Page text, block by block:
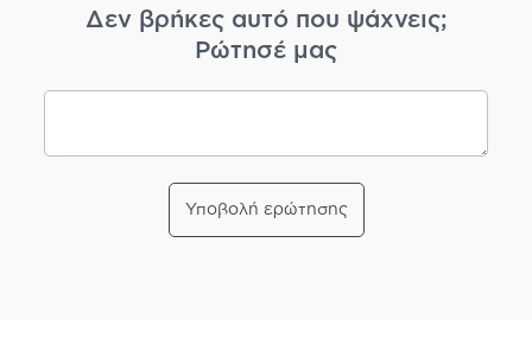
Δεν βρήκες αυτό που ψάχνεις;
Ρώτησέ μας
Υποβολή ερώτησης